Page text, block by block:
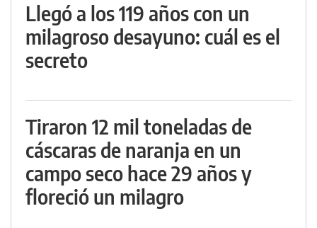
Llegó a los 119 años con un
milagroso desayuno: cuál es el
secreto
Tiraron 12 mil toneladas de
cáscaras de naranja en un
campo seco hace 29 años y
floreció un milagro